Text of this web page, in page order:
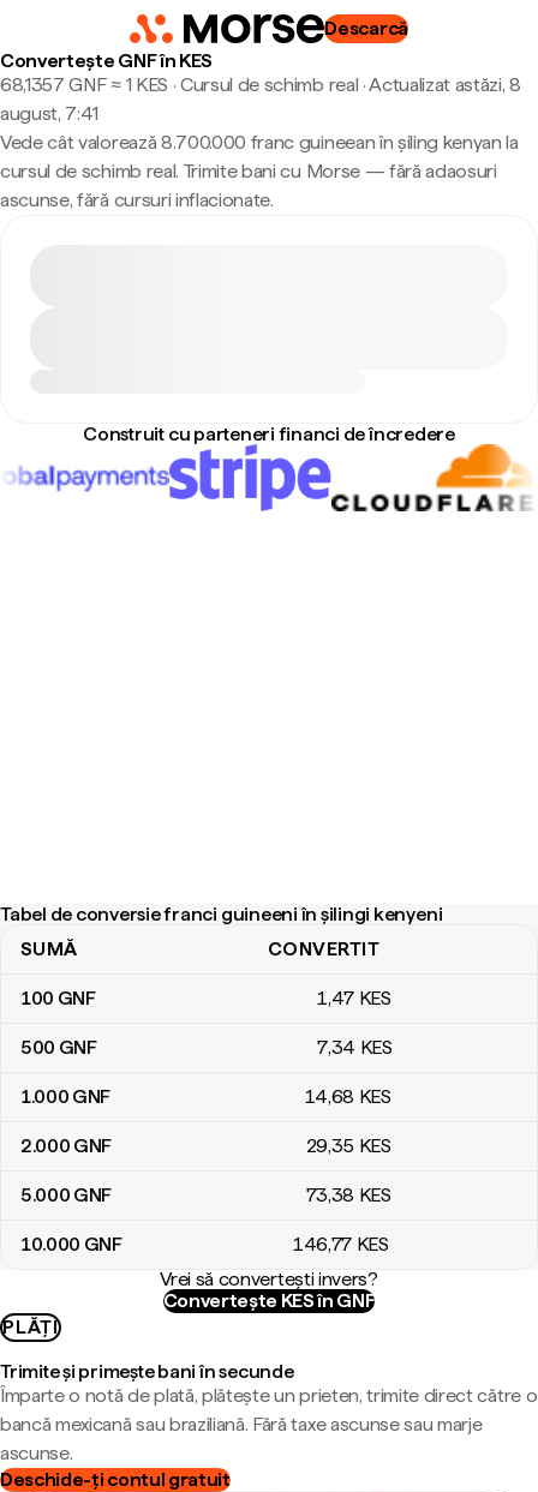
Descarcă
Convertește GNF în KES
68,1357 GNF ≈ 1 KES · Cursul de schimb real ·Actualizat astăzi, 8
august, 7:41
Vede cât valorează 8.700.000 franc guineean în șiling kenyan la
cursul de schimb real. Trimite bani cu Morse — fără adaosuri
ascunse, fără cursuri inflacionate.
Construit cu parteneri financi de încredere
Tabel de conversie franci guineeni în șilingi kenyeni
Tabel de conversie franci guineeni în șilingi kenyeni
SUMĂ CONVERTIT
100 GNF 1,47 KES
500 GNF 7,34 KES
1.000 GNF 14,68 KES
2.000 GNF 29,35 KES
5.000 GNF 73,38 KES
10.000 GNF 146,77 KES
Vrei să convertești invers?
Convertește KES în GNF
PLĂȚI
Trimite și primește bani în secunde
Împarte o notă de plată, plătește un prieten, trimite direct către o
bancă mexicană sau braziliană. Fără taxe ascunse sau marje
ascunse.
Deschide-ți contul gratuit